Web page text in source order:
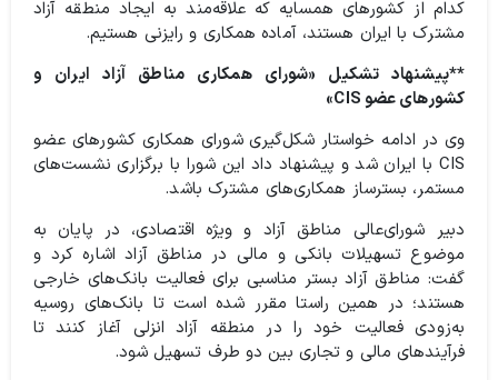
کدام از کشورهای همسایه که علاقه‌مند به ایجاد منطقه آزاد
مشترک با ایران هستند، آماده همکاری و رایزنی هستیم.
**پیشنهاد تشکیل «شورای همکاری مناطق آزاد ایران و
کشورهای عضو CIS»
وی در ادامه خواستار شکل‌گیری شورای همکاری کشورهای عضو
CIS با ایران شد و پیشنهاد داد این شورا با برگزاری نشست‌های
مستمر، بسترساز همکاری‌های مشترک باشد.
دبیر شورای‌عالی مناطق آزاد و ویژه اقتصادی، در پایان به
موضوع تسهیلات بانکی و مالی در مناطق آزاد اشاره کرد و
گفت: مناطق آزاد بستر مناسبی برای فعالیت بانک‌های خارجی
هستند؛ در همین راستا مقرر شده است تا بانک‌های روسیه
به‌زودی فعالیت خود را در منطقه آزاد انزلی آغاز کنند تا
فرآیندهای مالی و تجاری بین دو طرف تسهیل شود.